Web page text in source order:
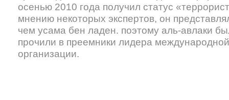
осенью 2010 года получил статус
мнению некоторых экспертов, он
чем усама бен ладен. поэтому аль-авлаки
прочили в преемники лидера
организации.